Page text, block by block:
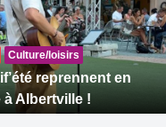
Culture/loisirs
reprennent en
à Albertville !